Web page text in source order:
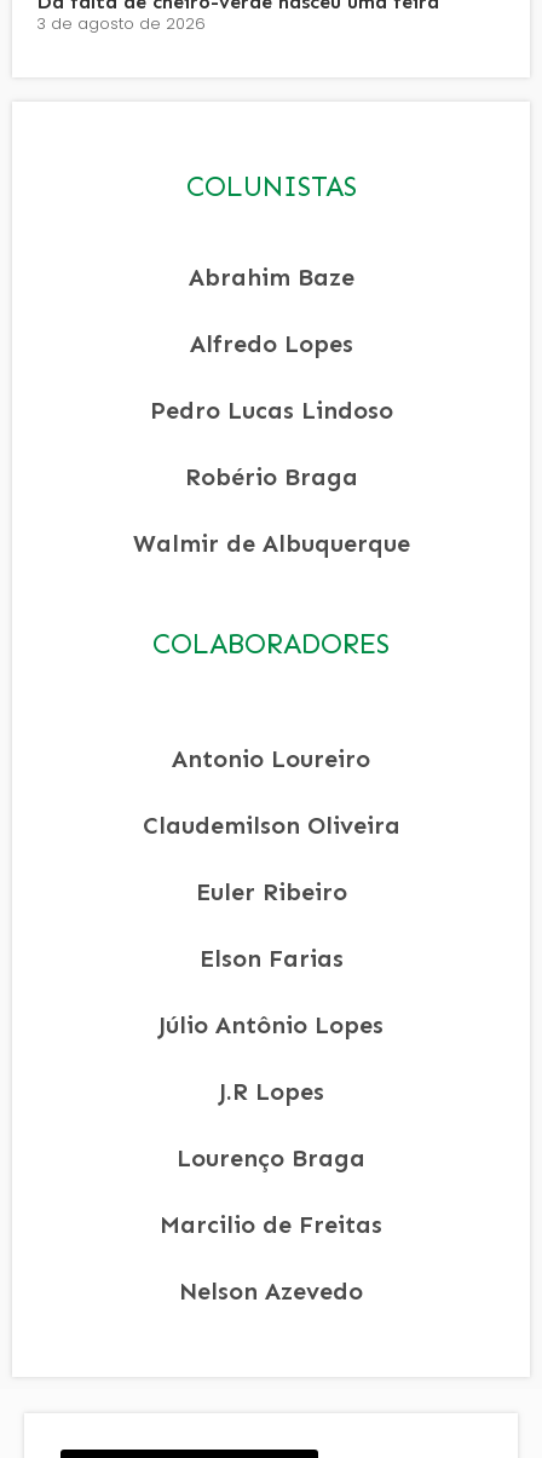
3 de agosto de 2026
COLUNISTAS
Abrahim Baze
Alfredo Lopes
Pedro Lucas Lindoso
Robério Braga
Walmir de Albuquerque
COLABORADORES
Antonio Loureiro
Claudemilson Oliveira
Euler Ribeiro
Elson Farias
Júlio Antônio Lopes
J.R Lopes
Lourenço Braga
Marcilio de Freitas
Nelson Azevedo